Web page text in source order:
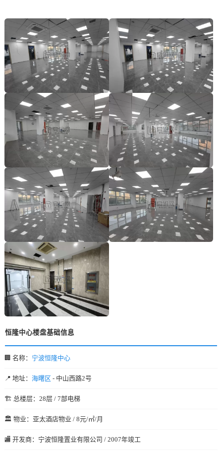
恒隆中心楼盘基础信息
🏢 名称： 宁波恒隆中心
📍 地址： 海曙区 - 中山西路2号
🏗️ 总楼层：28层 / 7部电梯
🏛️ 物业：亚太酒店物业 / 8元/㎡/月
🏬 开发商：宁波恒隆置业有限公司 / 2007年竣工